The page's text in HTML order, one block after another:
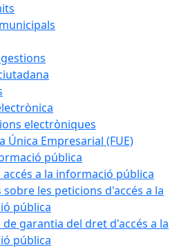
electròniques
Única Empresarial (FUE)
pública
accés a la informació pública
les peticions d'accés a la
pública
de garantia del dret d'accés a la
pública